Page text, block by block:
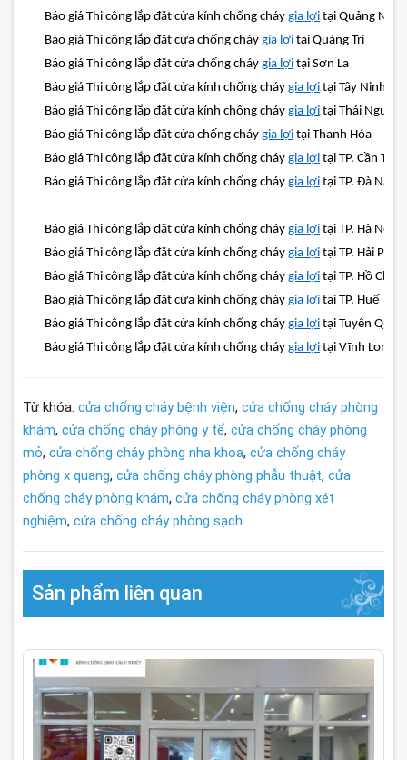
Báo giá Thi công lắp đặt cửa kính chống cháy gia lợi tại Quảng Ninh
Báo giá Thi công lắp đặt cửa chống cháy gia lợi tại Quảng Trị
Báo giá Thi công lắp đặt cửa chống cháy gia lợi tại Sơn La
Báo giá Thi công lắp đặt cửa kính chống cháy gia lợi tại Tây Ninh
Báo giá Thi công lắp đặt cửa kính chống cháy gia lợi tại Thái Nguyên
Báo giá Thi công lắp đặt cửa chống cháy gia lợi tại Thanh Hóa
Báo giá Thi công lắp đặt cửa kính chống cháy gia lợi tại TP. Cần Thơ
Báo giá Thi công lắp đặt cửa kính chống cháy gia lợi tại TP. Đà Nẵng
Báo giá Thi công lắp đặt cửa kính chống cháy gia lợi tại TP. Hà Nội
Báo giá Thi công lắp đặt cửa kính chống cháy gia lợi tại TP. Hải
Báo giá Thi công lắp đặt cửa kính chống cháy gia lợi tại TP. Hồ Chí
Báo giá Thi công lắp đặt cửa kính chống cháy gia lợi tại TP. Huế
Báo giá Thi công lắp đặt cửa kính chống cháy gia lợi tại Tuyên
Báo giá Thi công lắp đặt cửa kính chống cháy gia lợi tại Vĩnh Long
Từ khóa: cửa chống cháy bệnh viện, cửa chống cháy phòng
khám, cửa chống cháy phòng y tế, cửa chống cháy phòng
mỏ, cửa chống cháy phòng nha khoa, cửa chống cháy
phòng x quang, cửa chống cháy phòng phẫu thuật, cửa
chống cháy phòng khám, cửa chống cháy phòng xét
nghiệm, cửa chống cháy phòng sạch
Sản phẩm liên quan